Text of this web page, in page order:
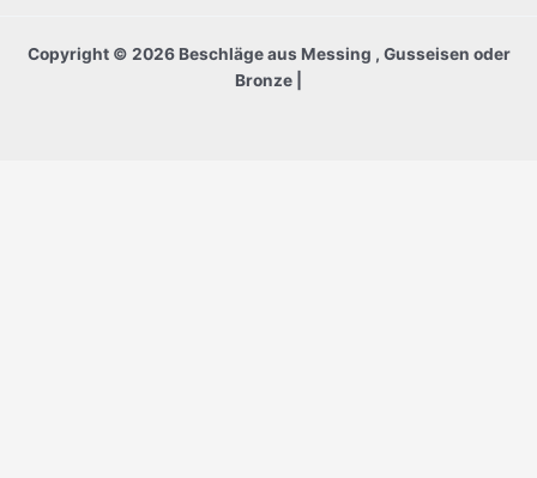
Copyright © 2026 Beschläge aus Messing , Gusseisen oder
Bronze |